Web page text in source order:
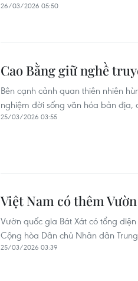
26/03/2026 05:50
Cao Bằng giữ nghề
Bên cạnh cảnh quan thiên nhiên
nghiệm đời sống văn hóa bản địa,
25/03/2026 03:55
Việt Nam có thêm
Vườn quốc gia Bát Xát có tổng
Cộng hòa Dân chủ Nhân dân
25/03/2026 03:39